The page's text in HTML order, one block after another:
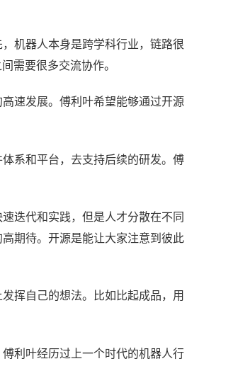
机器人本身是跨学科行业，链路很
需要很多交流协作。
速发展。 傅利叶希望能够通过开源
系和平台，去支持后续的研发。 傅
迭代和实践，但是人才分散在不同
期待。开源是能让大家注意到彼此
挥自己的想法。比如比起成品，用
利叶经历过上一个时代的机器人行